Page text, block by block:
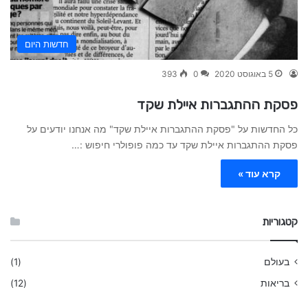
חדשות היום
5 באוגוסט 2020 0
393
פסקת ההתגברות איילת שקד
כל החדשות על "פסקת ההתגברות איילת שקד" מה אנחנו יודעים על
פסקת ההתגברות איילת שקד עד כמה פופולרי חיפוש :…
קרא עוד »
קטגוריות
בעולם
(1)
בריאות
(12)